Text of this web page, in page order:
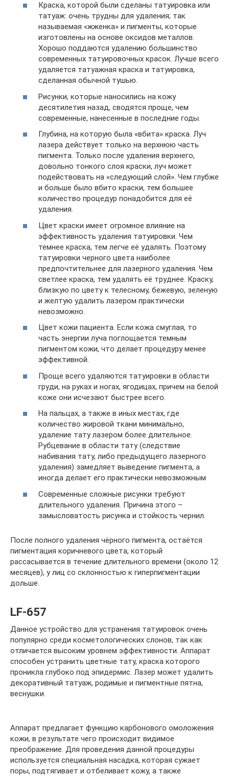
Краска, которой были сделаны татуировка или
татуаж: очень трудны для удаления; так
называемая «жженка» и пигменты, которые
изготовлены на основе оксидов металлов.
Хорошо поддаются удалению большинство
современных татуировочных красок. Лучше всего
удаляется татуажная краска и татуировка,
сделанная обычной тушью.
Рисунки, которые наносились на кожу
десятилетия назад, сводятся проще, чем
современные, нанесенные в последние годы.
Глубина, на которую была «вбита» краска. Луч
лазера действует только на верхнюю часть
пигмента. Только после удаления верхнего,
довольно тонкого слоя краски, луч может
подействовать на «следующий слой». Чем глубже
и больше было вбито краски, тем большее
количество процедур понадобится для её
удаления.
Цвет краски имеет огромное влияние на
эффективность удаления татуировки. Чем
темнее краска, тем легче её удалять. Поэтому
татуировки черного цвета наиболее
предпочтительнее для лазерного удаления. Чем
светлее краска, тем удалять её труднее. Краску,
близкую по цвету к телесному, бежевую, зеленую
и желтую удалить лазером практически
невозможно.
Цвет кожи пациента. Если кожа смуглая, то
часть энергии луча поглощается темным
пигментом кожи, что делает процедуру менее
эффективной.
Проще всего удаляются татуировки в области
груди, на руках и ногах, ягодицах, причем на белой
коже они исчезают быстрее всего.
На пальцах, а также в иных местах, где
количество жировой ткани минимально,
удаление тату лазером более длительное.
Рубцевание в области тату (следствие
набивания тату, либо предыдущего лазерного
удаления) замедляет выведение пигмента, а
иногда делает его практически невозможным
Современные сложные рисунки требуют
длительного удаления. Причина этого –
замысловатость рисунка и стойкость чернил.
После полного удаления чёрного пигмента, остаётся
пигментация коричневого цвета, который
рассасывается в течение длительного времени (около 12
месяцев), у лиц со склонностью к гиперпигментации
дольше.
LF-657
Данное устройство для устранения татуировок очень
популярно среди косметологических слонов, так как
отличается высоким уровнем эффективности. Аппарат
способен устранить цветные тату, краска которого
проникла глубоко под эпидермис. Лазер может удалить
декоративный татуаж, родимые и пигментные пятна,
веснушки.
Аппарат предлагает функцию карбонового омоложения
кожи, в результате чего происходит видимое
преображение. Для проведения данной процедуры
используется специальная насадка, которая сужает
поры, подтягивает и отбеливает кожу, а также